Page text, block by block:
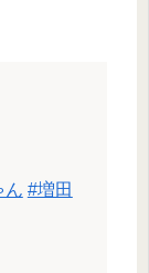
ん #増田